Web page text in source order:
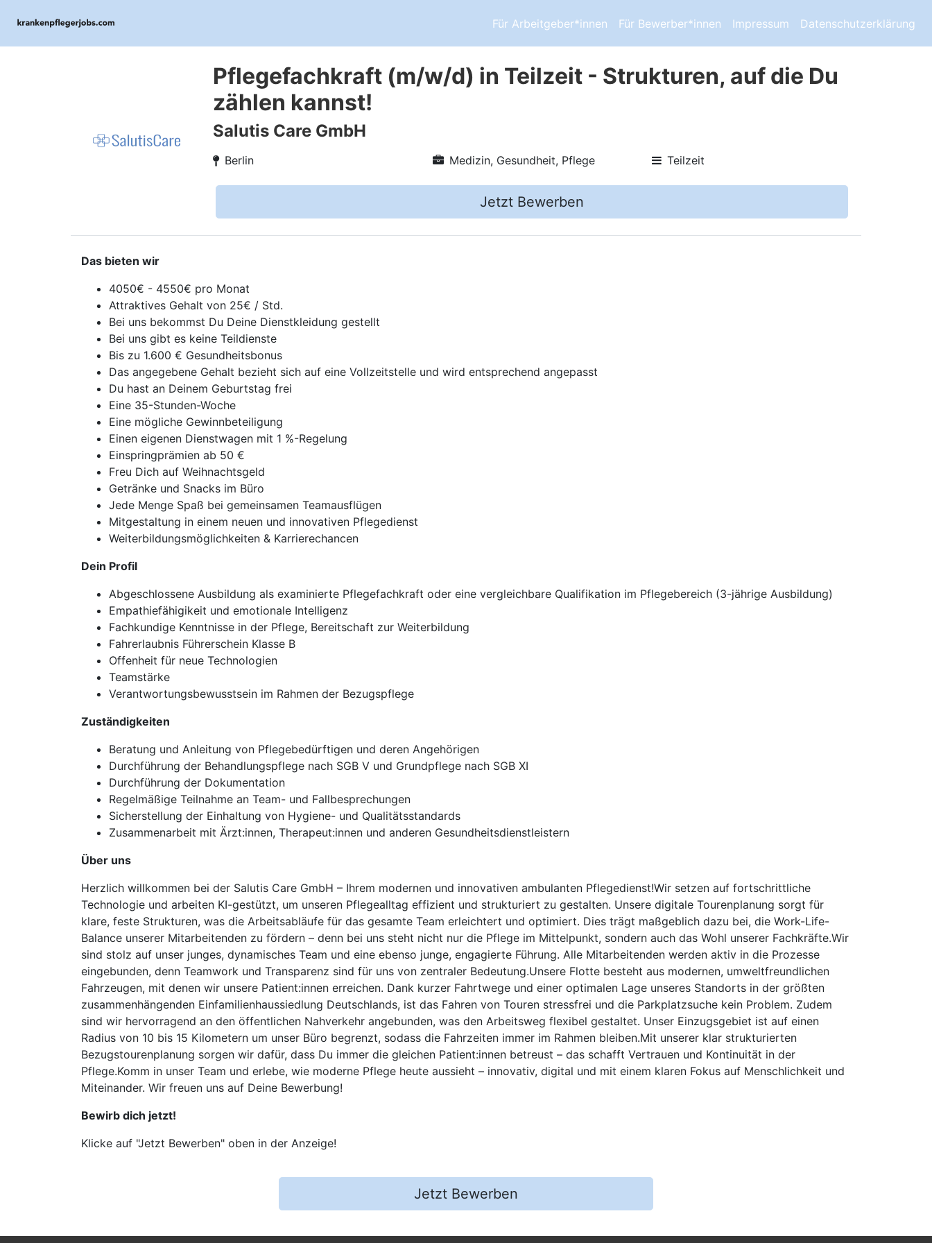
Für Arbeitgeber*innen Für Bewerber*innen Impressum Datenschutzerklärung
Pflegefachkraft (m/w/d) in Teilzeit - Strukturen, auf die Du
zählen kannst!
Salutis Care GmbH
Berlin Medizin, Gesundheit, Pflege Teilzeit
Jetzt Bewerben
Das bieten wir
4050€ - 4550€ pro Monat
Attraktives Gehalt von 25€ / Std.
Bei uns bekommst Du Deine Dienstkleidung gestellt
Bei uns gibt es keine Teildienste
Bis zu 1.600 € Gesundheitsbonus
Das angegebene Gehalt bezieht sich auf eine Vollzeitstelle und wird entsprechend angepasst
Du hast an Deinem Geburtstag frei
Eine 35-Stunden-Woche
Eine mögliche Gewinnbeteiligung
Einen eigenen Dienstwagen mit 1 %-Regelung
Einspringprämien ab 50 €
Freu Dich auf Weihnachtsgeld
Getränke und Snacks im Büro
Jede Menge Spaß bei gemeinsamen Teamausflügen
Mitgestaltung in einem neuen und innovativen Pflegedienst
Weiterbildungsmöglichkeiten & Karrierechancen
Dein Profil
Abgeschlossene Ausbildung als examinierte Pflegefachkraft oder eine vergleichbare Qualifikation im Pflegebereich (3-jährige Ausbildung)
Empathiefähigikeit und emotionale Intelligenz
Fachkundige Kenntnisse in der Pflege, Bereitschaft zur Weiterbildung
Fahrerlaubnis Führerschein Klasse B
Offenheit für neue Technologien
Teamstärke
Verantwortungsbewusstsein im Rahmen der Bezugspflege
Zuständigkeiten
Beratung und Anleitung von Pflegebedürftigen und deren Angehörigen
Durchführung der Behandlungspflege nach SGB V und Grundpflege nach SGB XI
Durchführung der Dokumentation
Regelmäßige Teilnahme an Team- und Fallbesprechungen
Sicherstellung der Einhaltung von Hygiene- und Qualitätsstandards
Zusammenarbeit mit Ärzt:innen, Therapeut:innen und anderen Gesundheitsdienstleistern
Über uns
Herzlich willkommen bei der Salutis Care GmbH – Ihrem modernen und innovativen ambulanten Pflegedienst!Wir setzen auf fortschrittliche
Technologie und arbeiten KI-gestützt, um unseren Pflegealltag effizient und strukturiert zu gestalten. Unsere digitale Tourenplanung sorgt für
klare, feste Strukturen, was die Arbeitsabläufe für das gesamte Team erleichtert und optimiert. Dies trägt maßgeblich dazu bei, die Work-Life-
Balance unserer Mitarbeitenden zu fördern – denn bei uns steht nicht nur die Pflege im Mittelpunkt, sondern auch das Wohl unserer Fachkräfte.Wir
sind stolz auf unser junges, dynamisches Team und eine ebenso junge, engagierte Führung. Alle Mitarbeitenden werden aktiv in die Prozesse
eingebunden, denn Teamwork und Transparenz sind für uns von zentraler Bedeutung.Unsere Flotte besteht aus modernen, umweltfreundlichen
Fahrzeugen, mit denen wir unsere Patient:innen erreichen. Dank kurzer Fahrtwege und einer optimalen Lage unseres Standorts in der größten
zusammenhängenden Einfamilienhaussiedlung Deutschlands, ist das Fahren von Touren stressfrei und die Parkplatzsuche kein Problem. Zudem
sind wir hervorragend an den öffentlichen Nahverkehr angebunden, was den Arbeitsweg flexibel gestaltet. Unser Einzugsgebiet ist auf einen
Radius von 10 bis 15 Kilometern um unser Büro begrenzt, sodass die Fahrzeiten immer im Rahmen bleiben.Mit unserer klar strukturierten
Bezugstourenplanung sorgen wir dafür, dass Du immer die gleichen Patient:innen betreust – das schafft Vertrauen und Kontinuität in der
Pflege.Komm in unser Team und erlebe, wie moderne Pflege heute aussieht – innovativ, digital und mit einem klaren Fokus auf Menschlichkeit und
Miteinander. Wir freuen uns auf Deine Bewerbung!
Bewirb dich jetzt!
Klicke auf "Jetzt Bewerben" oben in der Anzeige!
Jetzt Bewerben